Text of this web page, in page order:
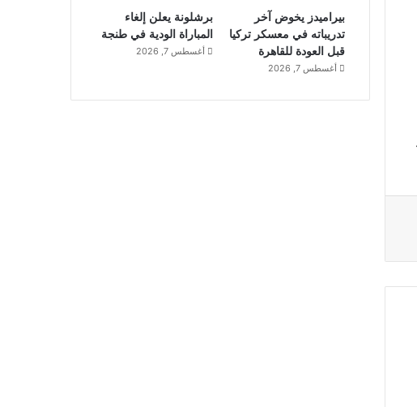
بيراميدز يخوض آخر
تدريباته في معسكر تركيا
قبل العودة للقاهرة
أغسطس 7, 2026
برشلونة يعلن إلغاء
المباراة الودية في طنجة
أغسطس 7, 2026